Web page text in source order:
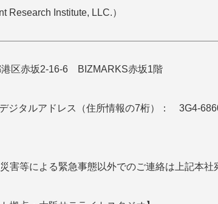
Research Institute, LLC.）
区赤坂2-16-6 BIZMARKS赤坂1階
デジタルアドレス（住所情報の7桁）： 3G4-
害等による緊急事態以外でのご連絡は上記本社